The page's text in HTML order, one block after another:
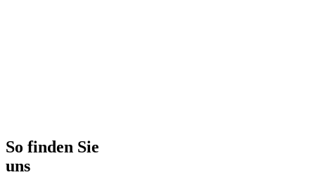
So finden Sie
uns